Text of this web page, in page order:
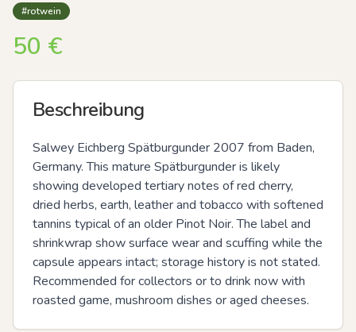
#rotwein
50 €
Beschreibung
Salwey Eichberg Spätburgunder 2007 from Baden,
Germany. This mature Spätburgunder is likely
showing developed tertiary notes of red cherry,
dried herbs, earth, leather and tobacco with softened
tannins typical of an older Pinot Noir. The label and
shrinkwrap show surface wear and scuffing while the
capsule appears intact; storage history is not stated.
Recommended for collectors or to drink now with
roasted game, mushroom dishes or aged cheeses.